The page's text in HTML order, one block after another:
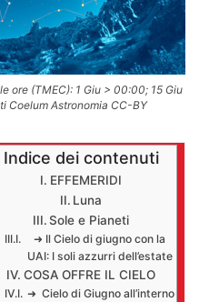
ore (TMEC): 1 Giu > 00:00; 15 Giu
Coelum Astronomia CC-BY
Indice dei contenuti
EFFEMERIDI
Luna
Sole e Pianeti
➜ Il Cielo di giugno con la
UAI: I soli azzurri dell’estate
COSA OFFRE IL CIELO
➜ Cielo di Giugno all’interno